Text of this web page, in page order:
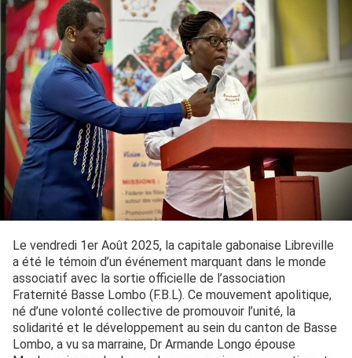
Le vendredi 1er Août 2025, la capitale gabonaise Libreville
a été le témoin d’un événement marquant dans le monde
associatif avec la sortie officielle de l’association
Fraternité Basse Lombo (F.B.L). Ce mouvement apolitique,
né d’une volonté collective de promouvoir l’unité, la
solidarité et le développement au sein du canton de Basse
Lombo, a vu sa marraine, Dr Armande Longo épouse